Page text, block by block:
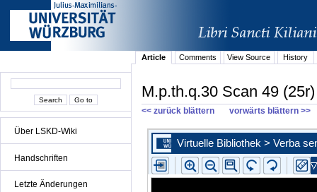
Über LSKD-Wiki
Handschriften
Letzte Änderungen
Article Comments View Source History
M.p.th.q.30 Scan 49 (25r)
<< zurück blättern vorwärts blättern >>